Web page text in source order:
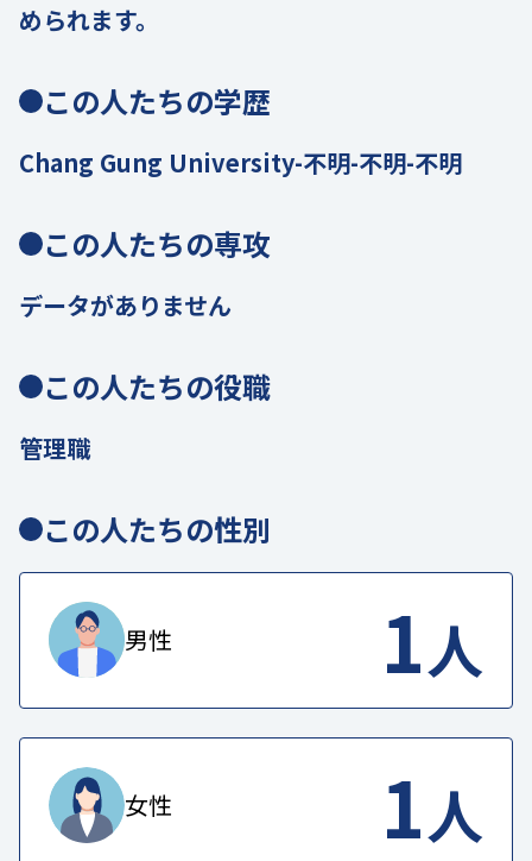
められます。
この人たちの学歴
Chang Gung University-不明-不明-不明
この人たちの専攻
データがありません
この人たちの役職
管理職
この人たちの性別
男性 1人
女性 1人